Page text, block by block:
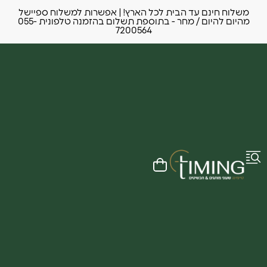
משלוח חינם עד הבית לכל הארץ! | אפשרות למשלוח ספיישל
מהיום להיום / מחר - בתוספת תשלום בהזמנה טלפונית 055-
7200564